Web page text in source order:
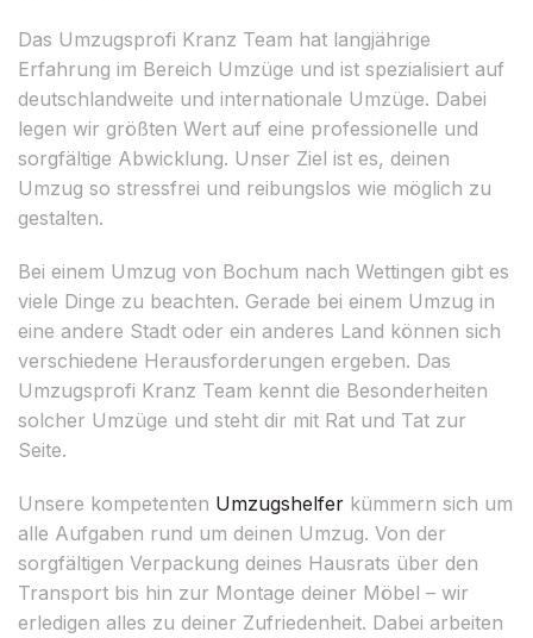
Das Umzugsprofi Kranz Team hat langjährige
Erfahrung im Bereich Umzüge und ist spezialisiert auf
deutschlandweite und internationale Umzüge. Dabei
legen wir größten Wert auf eine professionelle und
sorgfältige Abwicklung. Unser Ziel ist es, deinen
Umzug so stressfrei und reibungslos wie möglich zu
gestalten.
Bei einem Umzug von Bochum nach Wettingen gibt es
viele Dinge zu beachten. Gerade bei einem Umzug in
eine andere Stadt oder ein anderes Land können sich
verschiedene Herausforderungen ergeben. Das
Umzugsprofi Kranz Team kennt die Besonderheiten
solcher Umzüge und steht dir mit Rat und Tat zur
Seite.
Unsere kompetenten Umzugshelfer kümmern sich um
alle Aufgaben rund um deinen Umzug. Von der
sorgfältigen Verpackung deines Hausrats über den
Transport bis hin zur Montage deiner Möbel – wir
erledigen alles zu deiner Zufriedenheit. Dabei arbeiten